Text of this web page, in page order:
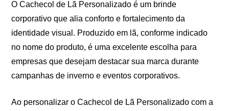
O Cachecol de Lã Personalizado é um brinde
corporativo que alia conforto e fortalecimento da
identidade visual. Produzido em lã, conforme indicado
no nome do produto, é uma excelente escolha para
empresas que desejam destacar sua marca durante
campanhas de inverno e eventos corporativos.
Ao personalizar o Cachecol de Lã Personalizado com a